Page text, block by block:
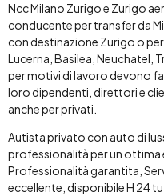
Ncc Milano Zurigo e Zurigo
conducente per transfer da
con destinazione Zurigo o
Lucerna, Basilea, Neuchatel,
per motivi di lavoro devono
loro dipendenti, direttori e
anche per privati.
Autista privato con auto di
professionalità per un ottima
Professionalità garantita,
eccellente, disponibile H 24